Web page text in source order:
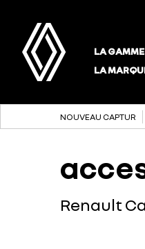
NOUVEAU CAPTUR
Renault